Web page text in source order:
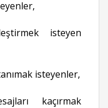
isteyen
isteyenler,
kaçırmak